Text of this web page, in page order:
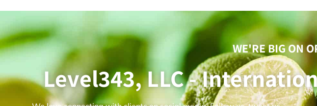
WE'RE BIG ON
Level343, LLC -